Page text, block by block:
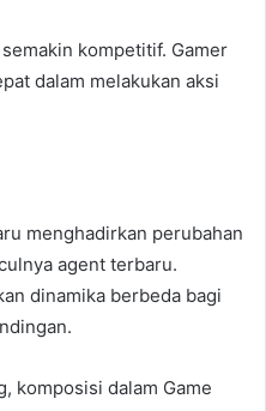
kompetitif. Gamer
dalam melakukan aksi
menghadirkan perubahan
agent terbaru.
dinamika berbeda bagi
komposisi dalam Game